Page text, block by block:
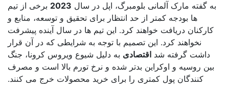
گفته مارک آلمانی بلومبرگ، اپل در سال2023برخی از تیم
ها بودجه کمتر از حد انتظار برای تحقیق و توسعه، منابع و
کارکنان دریافت خواهند کرد. این تیم ها در سال آینده پیشرفت
نخواهند کرد. این تصمیم با توجه به شرایطی که در آن قرار
داشت گرفته شد اقتصادیبه دلیل شیوع ویروس کرونا، جنگ
بین روسیه و اوکراین بدتر شده و نرخ تورم بالا است و مصرف
کنندگان پول کمتری را برای خرید محصولات خرج می کنند.